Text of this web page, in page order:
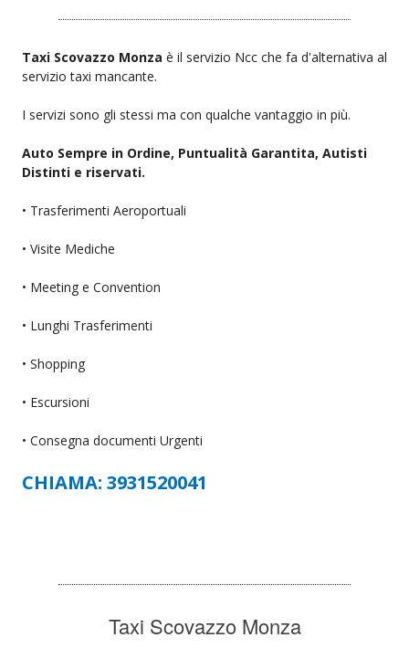
Taxi Scovazzo Monza è il servizio Ncc che fa d'alternativa al
servizio taxi mancante.
I servizi sono gli stessi ma con qualche vantaggio in più.
Auto Sempre in Ordine, Puntualità Garantita, Autisti
Distinti e riservati.
• Trasferimenti Aeroportuali
• Visite Mediche
• Meeting e Convention
• Lunghi Trasferimenti
• Shopping
• Escursioni
• Consegna documenti Urgenti
CHIAMA: 3931520041
Taxi Scovazzo Monza